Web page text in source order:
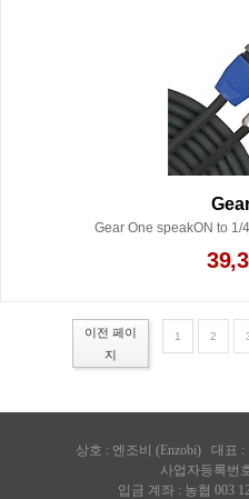
이전 페이
지
1 2
상호 : 엔조비 (Enzobi)대표 :
사업자등록번
입금 계좌 : 농협 003